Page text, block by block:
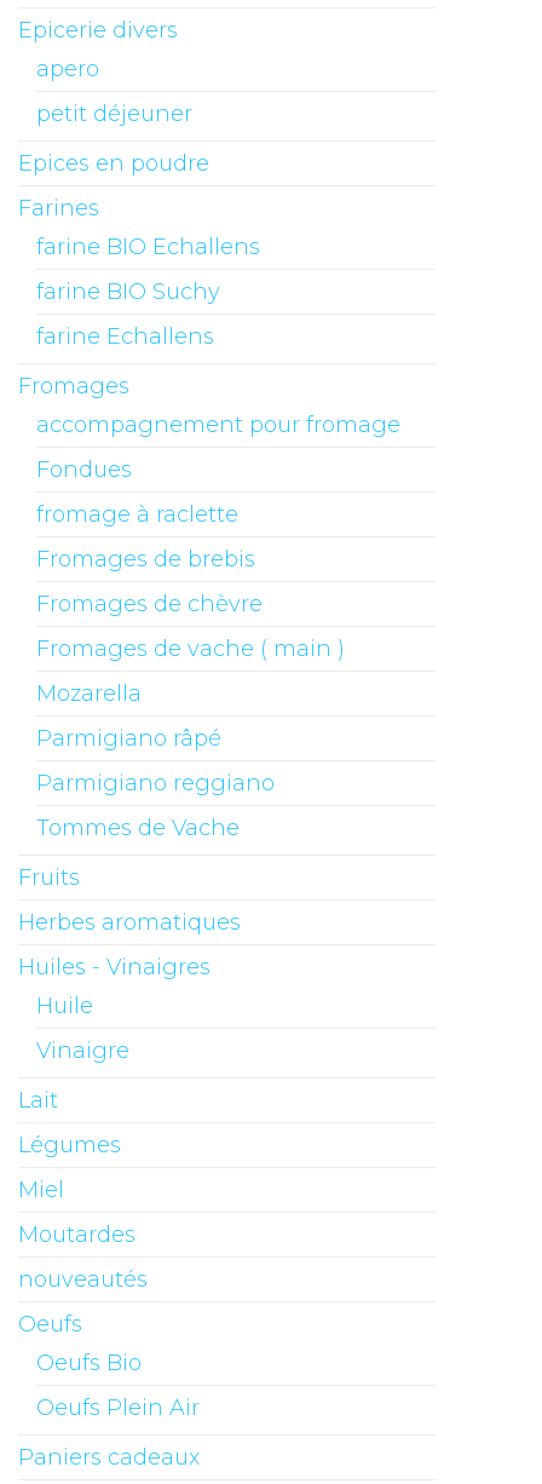
Epicerie divers
apero
petit déjeuner
Epices en poudre
Farines
farine BIO Echallens
farine BIO Suchy
farine Echallens
Fromages
accompagnement pour fromage
Fondues
fromage à raclette
Fromages de brebis
Fromages de chèvre
Fromages de vache ( main )
Mozarella
Parmigiano râpé
Parmigiano reggiano
Tommes de Vache
Fruits
Herbes aromatiques
Huiles - Vinaigres
Huile
Vinaigre
Lait
Légumes
Miel
Moutardes
nouveautés
Oeufs
Oeufs Bio
Oeufs Plein Air
Paniers cadeaux